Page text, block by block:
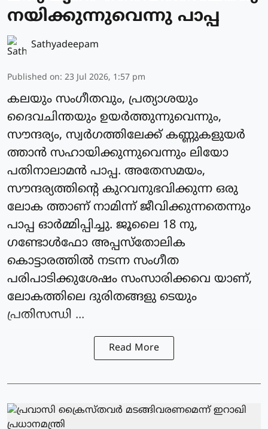
നയിക്കുന്നുവെന്നു പാപ്പ
Sathyadeepam
Published on: 23 Jul 2026, 1:57 pm
കലയും സംഗീതവും, പ്രത്യാശയും
ദൈവചിന്തയും ഉയര്‍ത്തുന്നുവെന്നും,
സൗന്ദര്യം, സ്വർഗത്തിലേക്ക് കണ്ണുകളുയർ
ത്താന്‍ സഹായിക്കുന്നുവെന്നും ലിയോ
പതിനാലാമന്‍ പാപ്പ. അതേസമയം,
സൗന്ദര്യത്തിന്റെ കുറവനുഭവിക്കുന്ന ഒരു
ലോക ത്താണ് നാമിന്ന് ജീവിക്കുന്നതെന്നും
പാപ്പ ഓര്‍മ്മിപ്പിച്ചു. ജൂലൈ 18 നു,
ഗണ്ടോള്‍ഫോ അപ്പസ്‌തോലിക
കൊട്ടാരത്തില്‍ നടന്ന സംഗീത
പരിപാടിക്കുശേഷം സംസാരിക്കവെ യാണ്,
ലോകത്തിലെ ദുരിതങ്ങളു ടെയും
പ്രതിസന്ധി ...
Read More